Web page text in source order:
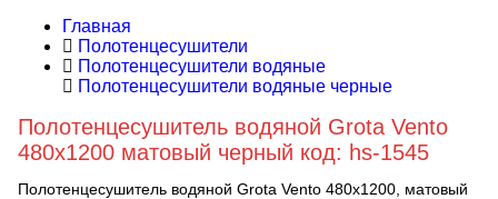
Главная
Полотенцесушители
Полотенцесушители водяные
Полотенцесушители водяные черные
Полотенцесушитель водяной Grota Vento
480x1200 матовый черный код: hs-1545
Полотенцесушитель водяной Grota Vento 480х1200, матовый